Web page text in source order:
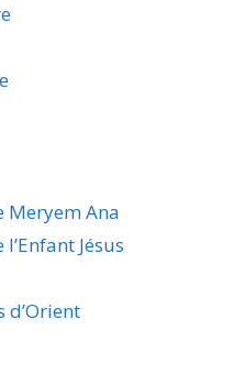
Ana
Jésus
d’Orient